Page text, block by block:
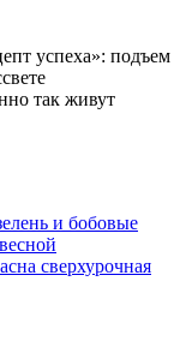
успеха»: подъем
так живут
и бобовые
сверхурочная